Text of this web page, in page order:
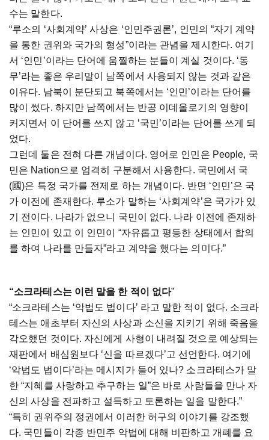
수는 말한다.
“루소의 ‘사회계약’ 사상은 ‘인민주권론’, 인민의 “자기 계약
을 통한 권위와 국가의 형성”이라는 관념을 제시한다. 여기
서 ‘인민’이라는 단어에 움찔하는 분들이 계실 것이다. ‘동
무’라는 좋은 우리말이 남쪽에서 사용되지 않는 것과 같은
이유다. 남북이 분단되고 북쪽에서는 ‘인민’이라는 단어를
많이 썼다. 하지만 남쪽에서는 반공 이데올로기의 영향이
커지면서 이 단어를 쓰지 않고 ‘국민’이라는 단어를 쓰게 되
었다.
그런데 둘은 전혀 다른 개념이다. 영어로 인민은 People, 국
민은 Nation으로 엄격히 구분해서 사용한다. 국민에서 국
(國)은 특정 국가를 전제로 하는 개념이다. 반면 ‘인민’은 국
가 이전에 존재한다. 루소가 말하는 ‘사회계약’은 국가가 있
기 전이다. 나라가 없으니 국민이 없다. 나라 이전에 존재하
는 인민이 있고 이 인민이 “자유롭고 평등한 상태에서 합의
를 하여 나라를 만들자”라고 계약을 했다는 의미다.”
“소크라테스는 이런 말을 한 적이 없다”
“소크라테스는 ‘악법도 법이다’ 라고 말한 적이 없다. 소크라
테스는 애초부터 자신의 사상과 소신을 지키기 위해 죽음을
각오했던 것이다. 자신에게 사형이 내려질 것으로 예상되는
재판에서 배심원보다 ‘신을 따르겠다’고 선언한다. 여기에
‘악법도 법이다’라는 메시지가 들어 있나? 소크라테스가 말
한 “지혜를 사랑하고 추구하는 일”은 바로 사람들을 만나 자
신의 사상을 전파하고 설득하고 토론하는 일을 말한다.”
“특히 권위주의 정권에서 이러한 허구의 이야기를 강조했
다. 국민들이 각종 반민주 악법에 대해 비판하고 개폐를 요